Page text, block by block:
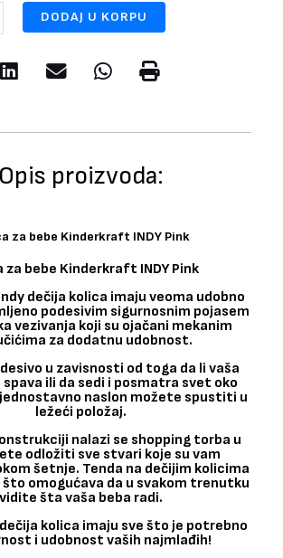
DODAJ U KORPU
Opis proizvoda:
za bebe Kinderkraft INDY Pink
za bebe Kinderkraft INDY Pink
dečija kolica imaju veoma udobno
podesivim sigurnosnim pojasem
vezivanja koji su ojačani mekanim
za dodatnu udobnost.
u zavisnosti od toga da li vaša
spava ili da sedi i posmatra svet oko
jednostavno naslon možete spustiti u
ležeći položaj.
nalazi se shopping torba u
odložiti sve stvari koje su vam
šetnje. Tenda na dečijim kolicima
omogućava da u svakom trenutku
vidite šta vaša beba radi.
kolica imaju sve što je potrebno
i udobnost vaših najmlađih!